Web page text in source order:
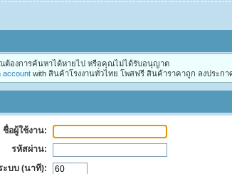
ต้องการค้นหาได้หายไป หรือคุณไม่ได้รับอนุญาต
account with สินค้าโรงงานทั่วไทย โพสฟรี สินค้าราคาถูก ลงประกา
ชื่อผู้ใช้งาน:
รหัสผ่าน:
ะบบ (นาที):